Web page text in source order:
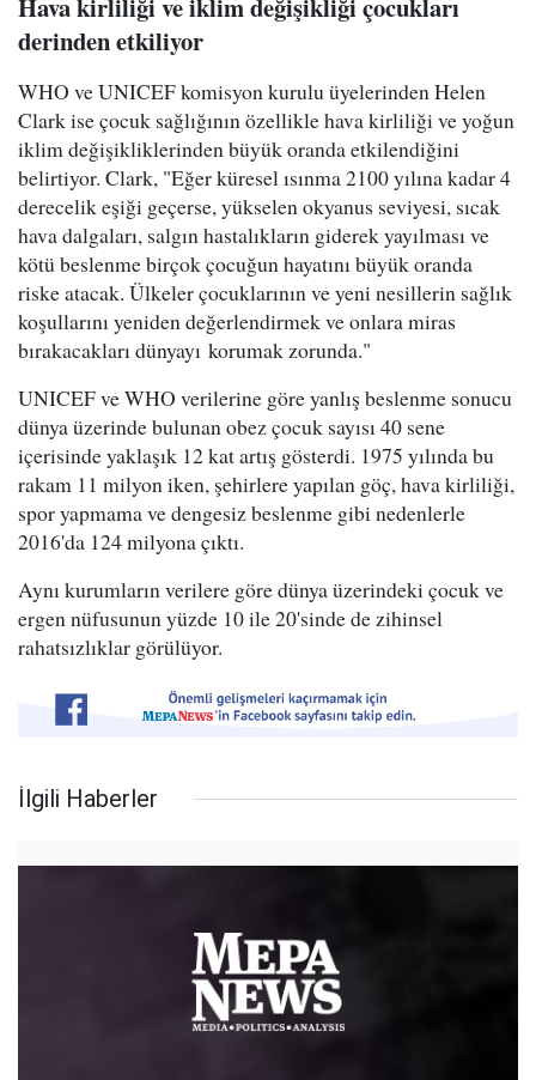
Hava kirliliği ve iklim değişikliği çocukları
derinden etkiliyor
WHO ve UNICEF komisyon kurulu üyelerinden Helen
Clark ise çocuk sağlığının özellikle hava kirliliği ve yoğun
iklim değişikliklerinden büyük oranda etkilendiğini
belirtiyor. Clark, "Eğer küresel ısınma 2100 yılına kadar 4
derecelik eşiği geçerse, yükselen okyanus seviyesi, sıcak
hava dalgaları, salgın hastalıkların giderek yayılması ve
kötü beslenme birçok çocuğun hayatını büyük oranda
riske atacak. Ülkeler çocuklarının ve yeni nesillerin sağlık
koşullarını yeniden değerlendirmek ve onlara miras
bırakacakları dünyayı korumak zorunda."
UNICEF ve WHO verilerine göre yanlış beslenme sonucu
dünya üzerinde bulunan obez çocuk sayısı 40 sene
içerisinde yaklaşık 12 kat artış gösterdi. 1975 yılında bu
rakam 11 milyon iken, şehirlere yapılan göç, hava kirliliği,
spor yapmama ve dengesiz beslenme gibi nedenlerle
2016'da 124 milyona çıktı.
Aynı kurumların verilere göre dünya üzerindeki çocuk ve
ergen nüfusunun yüzde 10 ile 20'sinde de zihinsel
rahatsızlıklar görülüyor.
İlgili Haberler